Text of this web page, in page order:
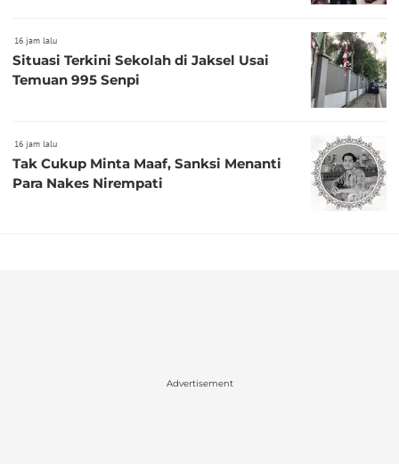
16 jam lalu
Situasi Terkini Sekolah di Jaksel Usai
Temuan 995 Senpi
16 jam lalu
Tak Cukup Minta Maaf, Sanksi Menanti
Para Nakes Nirempati
Advertisement